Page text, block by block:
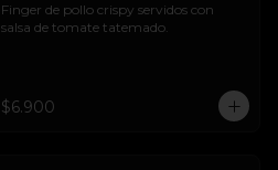
Finger de pollo crispy servidos con
salsa de tomate tatemado.
$6.900